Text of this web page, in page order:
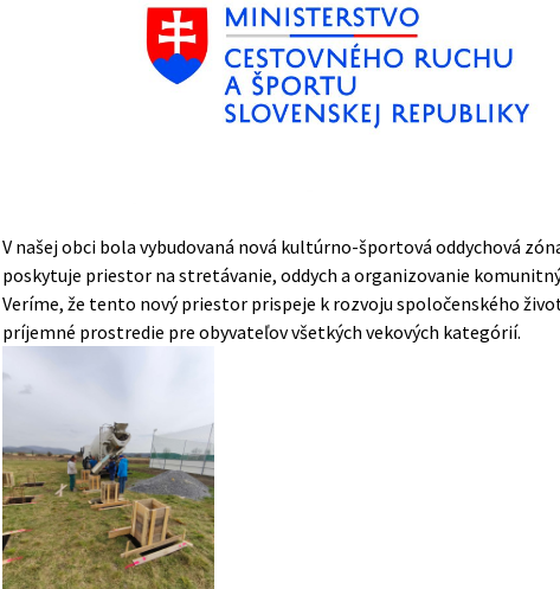
V našej obci bola vybudovaná nová kultúrno-športová oddychová
poskytuje priestor na stretávanie, oddych a organizovanie
Veríme, že tento nový priestor prispeje k rozvoju spoločenského
príjemné prostredie pre obyvateľov všetkých vekových kategórií.